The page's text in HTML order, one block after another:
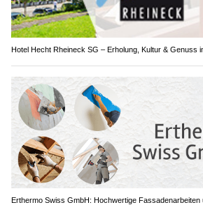
Hotel Hecht Rheineck SG – Erholung, Kultur & Genuss
Erthermo Swiss GmbH: Hochwertige Fassadenarbeiten